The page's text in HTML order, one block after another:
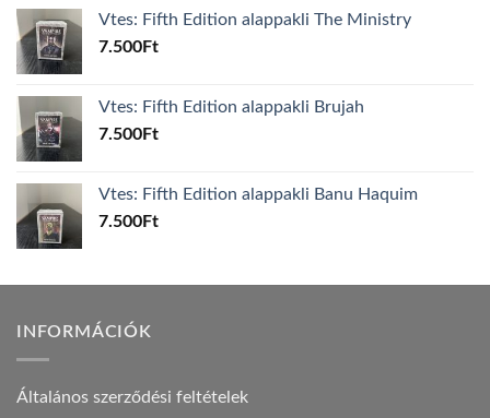
Vtes: Fifth Edition alappakli The Ministry
7.500Ft
Vtes: Fifth Edition alappakli Brujah
7.500Ft
Vtes: Fifth Edition alappakli Banu Haquim
7.500Ft
INFORMÁCIÓK
Általános szerződési feltételek